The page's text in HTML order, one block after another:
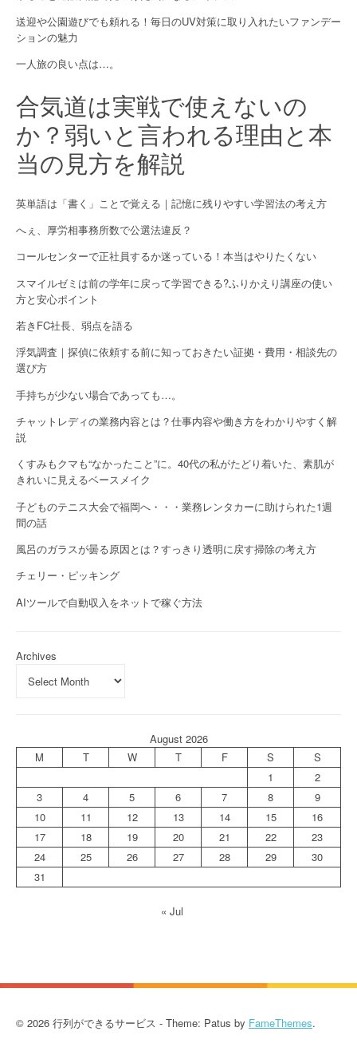
o
n
送迎や公園遊びでも頼れる！毎日のUV対策に取り入れたいファンデー
ションの魅力
一人旅の良い点は…。
合気道は実戦で使えないの
か？弱いと言われる理由と本
当の見方を解説
英単語は「書く」ことで覚える｜記憶に残りやすい学習法の考え方
へぇ、厚労相事務所数で公選法違反？
コールセンターで正社員するか迷っている！本当はやりたくない
スマイルゼミは前の学年に戻って学習できる?ふりかえり講座の使い
方と安心ポイント
若きFC社長、弱点を語る
浮気調査｜探偵に依頼する前に知っておきたい証拠・費用・相談先の
選び方
手持ちが少ない場合であっても…。
チャットレディの業務内容とは？仕事内容や働き方をわかりやすく解
説
くすみもクマも“なかったこと”に。40代の私がたどり着いた、素肌が
きれいに見えるベースメイク
子どものテニス大会で福岡へ・・・業務レンタカーに助けられた1週
間の話
風呂のガラスが曇る原因とは？すっきり透明に戻す掃除の考え方
チェリー・ピッキング
AIツールで自動収入をネットで稼ぐ方法
Archives
August 2026
M
T W T F S
S
1
2
3
4 5 6 7 8
9
10
11 12 13 14 15
16
17
18 19 20 21 22
23
24
25 26 27 28 29
30
31
« Jul
© 2026 行列ができるサービス - Theme: Patus by FameThemes.